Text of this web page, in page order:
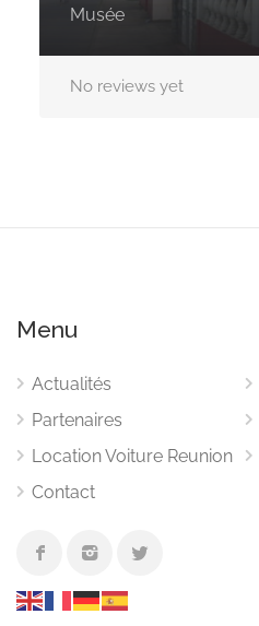
Musée
No reviews yet
Menu
Actualités
Partenaires
Location Voiture Reunion
Contact